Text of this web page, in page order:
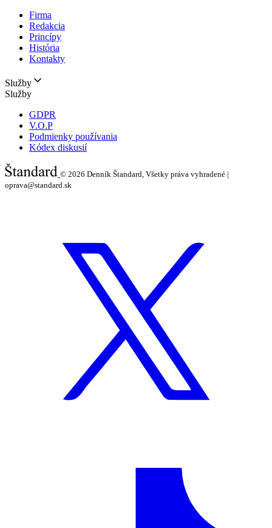
Firma
Redakcia
Princípy
História
Kontakty
Služby
Služby
GDPR
V.O.P
Podmienky používania
Kódex diskusií
© 2026 Denník Štandard, Všetky práva vyhradené |
oprava@standard.sk